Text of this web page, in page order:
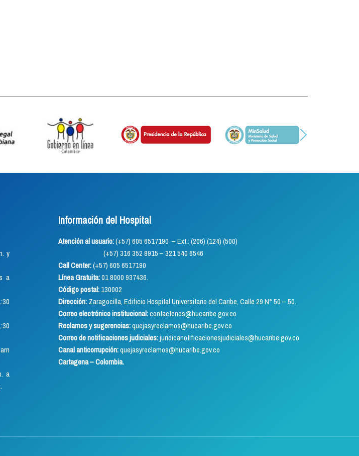
y
a
a
Información del Hospital
Atención al usuario:(+57) 605 6517190 – Ext.: (206) (124) (500)
(+57) 316 352 8915 – 321 540 6546
Call Center:(+57) 605 6517190
Línea Gratuita:01 8000 937436.
Código postal:130002
Dirección:Zaragocilla, Edificio Hospital Universitario del Caribe, Calle 29 N° 50 – 50.
Correo electrónico institucional:contactenos@hucaribe.gov.co
Reclamos y sugerencias:quejasyreclamos@hucaribe.gov.co
Correo de notificaciones judiciales:juridicanotificacionesjudiciales@hucaribe.gov.co
Canal anticorrupción:quejasyreclamos@hucaribe.gov.co
Cartagena – Colombia.